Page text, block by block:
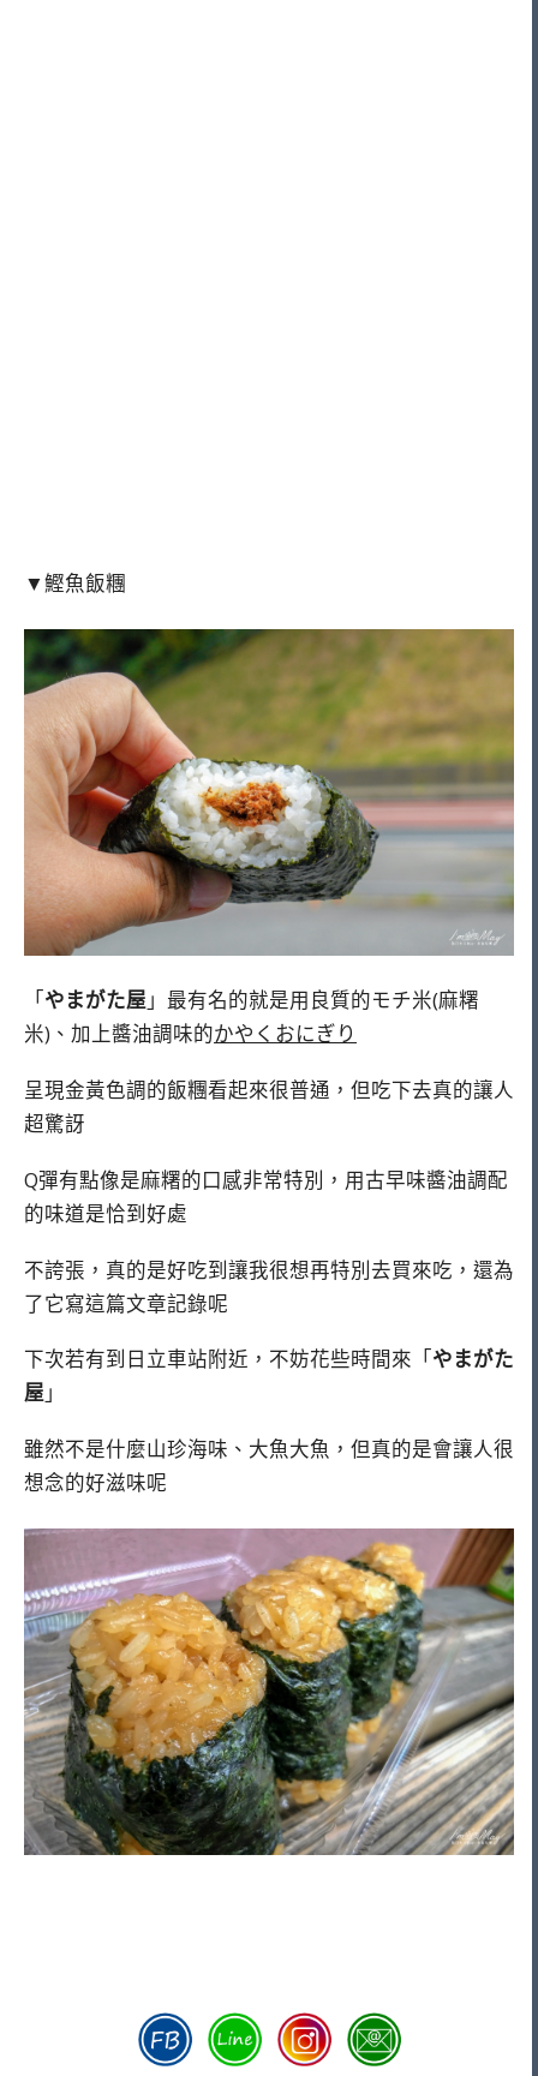
▼鰹魚飯糰
「やまがた屋」最有名的就是用良質的モチ米(麻糬
米)、加上醬油調味的かやくおにぎり
呈現金黃色調的飯糰看起來很普通，但吃下去真的讓人
超驚訝
Q彈有點像是麻糬的口感非常特別，用古早味醬油調配
的味道是恰到好處
不誇張，真的是好吃到讓我很想再特別去買來吃，還為
了它寫這篇文章記錄呢
下次若有到日立車站附近，不妨花些時間來「やまがた
屋」
雖然不是什麼山珍海味、大魚大魚，但真的是會讓人很
想念的好滋味呢